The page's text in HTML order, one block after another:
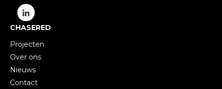
CHASERED
Projecten
Over ons
Nieuws
Contact